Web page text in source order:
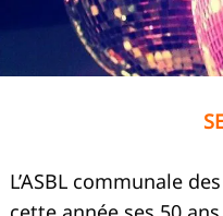
L’ASBL communale